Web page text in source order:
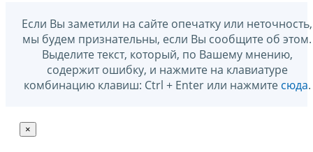
Если Вы заметили на сайте опечатку или неточность,
мы будем признательны, если Вы сообщите об этом.
Выделите текст, который, по Вашему мнению,
содержит ошибку, и нажмите на клавиатуре
комбинацию клавиш: Ctrl + Enter или нажмите сюда.
×